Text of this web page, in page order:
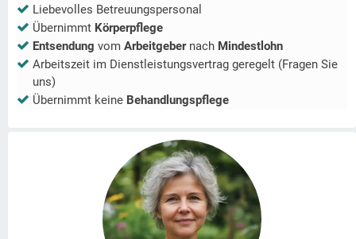
Liebevolles Betreuungspersonal
Übernimmt Körperpflege
Entsendung vom Arbeitgeber nach Mindestlohn
Arbeitszeit im Dienstleistungsvertrag geregelt (Fragen Sie
uns)
Übernimmt keine Behandlungspflege